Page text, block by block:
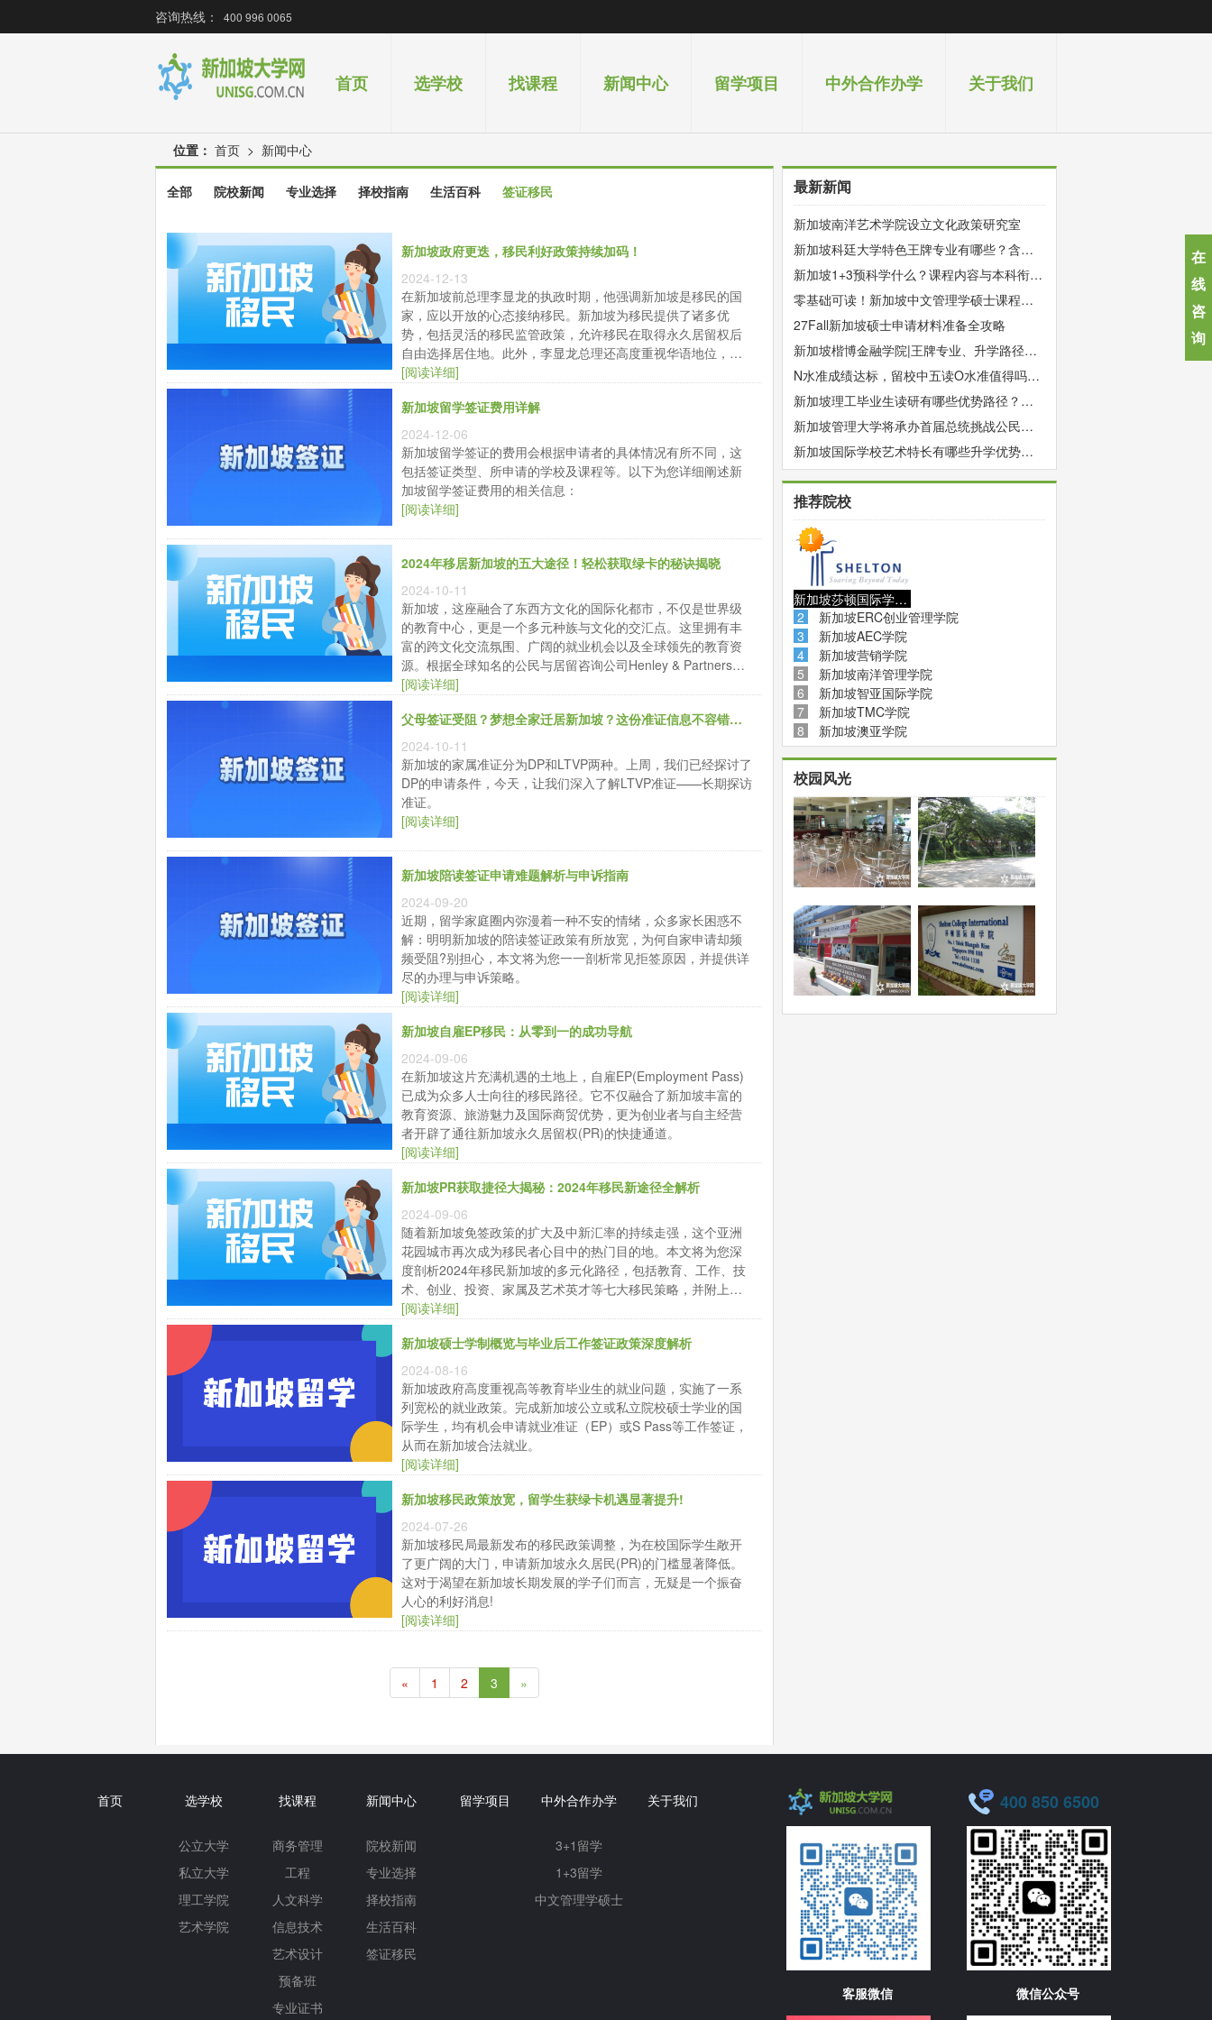
咨询热线： 400 996 0065
首页 选学校 找课程 新闻中心 留学项目 中外合作办学 关于我们
位置： 首页 > 新闻中心
全部 院校新闻 专业选择 择校指南 生活百科 签证移民
新加坡政府更迭，移民利好政策持续加码！
2024-12-13
在新加坡前总理李显龙的执政时期，他强调新加坡是移民的国
家，应以开放的心态接纳移民。新加坡为移民提供了诸多优
势，包括灵活的移民监管政策，允许移民在取得永久居留权后
自由选择居住地。此外，李显龙总理还高度重视华语地位，认
为华语在新加坡社会中具有举足轻重的地位。
[阅读详细]
新加坡留学签证费用详解
2024-12-06
新加坡留学签证的费用会根据申请者的具体情况有所不同，这
包括签证类型、所申请的学校及课程等。以下为您详细阐述新
加坡留学签证费用的相关信息：
[阅读详细]
2024年移居新加坡的五大途径！轻松获取绿卡的秘诀揭晓
2024-10-11
新加坡，这座融合了东西方文化的国际化都市，不仅是世界级
的教育中心，更是一个多元种族与文化的交汇点。这里拥有丰
富的跨文化交流氛围、广阔的就业机会以及全球领先的教育资
源。根据全球知名的公民与居留咨询公司Henley & Partners的
最新报告，新加坡在2023年高净值人士净流入国家中排名第
[阅读详细]
父母签证受阻？梦想全家迁居新加坡？这份准证信息不容错过！
2024-10-11
新加坡的家属准证分为DP和LTVP两种。上周，我们已经探讨了
DP的申请条件，今天，让我们深入了解LTVP准证——长期探访
准证。
[阅读详细]
新加坡陪读签证申请难题解析与申诉指南
2024-09-20
近期，留学家庭圈内弥漫着一种不安的情绪，众多家长困惑不
解：明明新加坡的陪读签证政策有所放宽，为何自家申请却频
频受阻?别担心，本文将为您一一剖析常见拒签原因，并提供详
尽的办理与申诉策略。
[阅读详细]
新加坡自雇EP移民：从零到一的成功导航
2024-09-06
在新加坡这片充满机遇的土地上，自雇EP(Employment Pass)
已成为众多人士向往的移民路径。它不仅融合了新加坡丰富的
教育资源、旅游魅力及国际商贸优势，更为创业者与自主经营
者开辟了通往新加坡永久居留权(PR)的快捷通道。
[阅读详细]
新加坡PR获取捷径大揭秘：2024年移民新途径全解析
2024-09-06
随着新加坡免签政策的扩大及中新汇率的持续走强，这个亚洲
花园城市再次成为移民者心目中的热门目的地。本文将为您深
度剖析2024年移民新加坡的多元化路径，包括教育、工作、技
术、创业、投资、家属及艺术英才等七大移民策略，并附上详
尽的申请要点与实用技巧，助您轻松规划移民蓝图。
[阅读详细]
新加坡硕士学制概览与毕业后工作签证政策深度解析
2024-08-16
新加坡政府高度重视高等教育毕业生的就业问题，实施了一系
列宽松的就业政策。完成新加坡公立或私立院校​硕士学业的国
际学生，均有机会申请就业准证（EP）或S Pass等工作签证，
从而在新加坡合法就业。
[阅读详细]
新加坡移民政策放宽，留学生获绿卡机遇显著提升!
2024-07-26
新加坡移民局最新发布的移民政策调整，为在校国际学生敞开
了更广阔的大门，申请新加坡永久居民(PR)的门槛显著降低。
这对于渴望在新加坡长期发展的学子们而言，无疑是一个振奋
人心的利好消息!
[阅读详细]
« 1 2 3 »
最新新闻
新加坡南洋艺术学院设立文化政策研究室
新加坡科廷大学特色王牌专业有哪些？含金
量、课程与就业全解析
新加坡1+3预科学什么？课程内容与本科衔接
全解析
零基础可读！新加坡中文管理学硕士课程难
度与学习内容全解析
27Fall新加坡硕士申请材料准备全攻略
新加坡楷博金融学院|王牌专业、升学路径、
申请条件、就业前景全解析
N水准成绩达标，留校中五读O水准值得吗？
2026新加坡升学利弊详解
新加坡理工毕业生读研有哪些优势路径？
2026最全升学通道解析
新加坡管理大学将承办首届总统挑战公民行
动奖学金
新加坡国际学校艺术特长有哪些升学优势？
择校、申请、奖学金、就业全解析
推荐院校
新加坡莎顿国际学院111
2
新加坡ERC创业管理学院
3
新加坡AEC学院
4
新加坡营销学院
5
新加坡南洋管理学院
6
新加坡智亚国际学院
7
新加坡TMC学院
8
新加坡澳亚学院
校园风光
首页 选学校
公立大学
私立大学
理工学院
艺术学院
找课程
商务管理
工程
人文科学
信息技术
艺术设计
预备班
专业证书
新闻中心
院校新闻
专业选择
择校指南
生活百科
签证移民
留学项目 中外合作办学
3+1留学
1+3留学
中文管理学硕士
关于我们 400 850 6500
客服微信 微信公众号
在
线
咨
询